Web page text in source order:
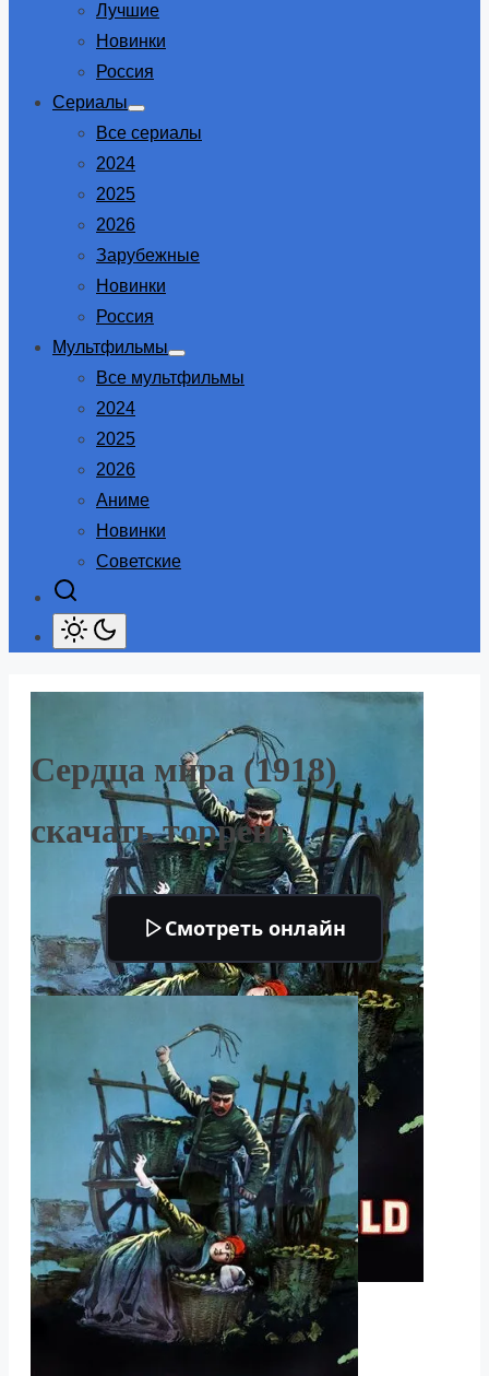
Лучшие
Новинки
Россия
Сериалы
Show
sub
Все сериалы
2024
2025
2026
Зарубежные
Новинки
Россия
Мультфильмы
Show
sub
Все мультфильмы
2024
2025
2026
Аниме
Новинки
Советские
Сердца мира (1918)
скачать торрент
Смотреть онлайн